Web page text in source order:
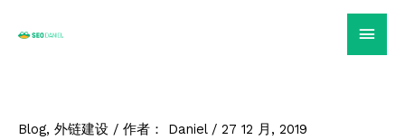
主
Blog, 外链建设 / 作者： Daniel / 27 12 月, 2019